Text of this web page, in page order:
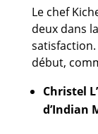
Le chef
deux dans
satisfaction.
début,
Christel
d’Indian